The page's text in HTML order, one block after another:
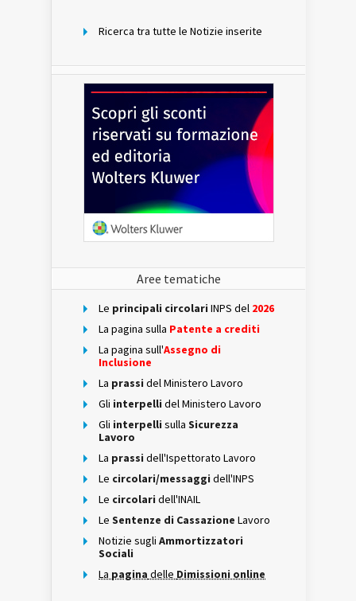
Ricerca tra tutte le Notizie inserite
Aree tematiche
Le principali circolari INPS del 2026
La pagina sulla Patente a crediti
La pagina sull'Assegno di
Inclusione
La prassi del Ministero Lavoro
Gli interpelli del Ministero Lavoro
Gli interpelli sulla Sicurezza
Lavoro
La prassi dell'Ispettorato Lavoro
Le circolari/messaggi dell'INPS
Le circolari dell'INAIL
Le Sentenze di Cassazione Lavoro
Notizie sugli Ammortizzatori
Sociali
La pagina delle Dimissioni online